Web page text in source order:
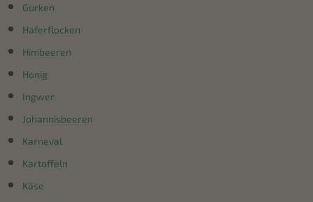
Gurken
Haferflocken
Himbeeren
Honig
Ingwer
Johannisbeeren
Karneval
Kartoffeln
Käse